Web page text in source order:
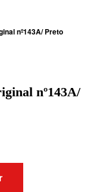
nº143A/ Preto
nº143A/